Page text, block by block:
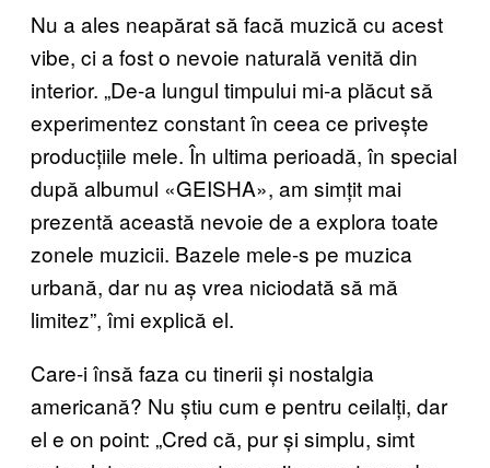
Nu a ales neapărat să facă muzică cu acest
vibe, ci a fost o nevoie naturală venită din
interior. „De-a lungul timpului mi-a plăcut să
experimentez constant în ceea ce privește
producțiile mele. În ultima perioadă, în special
după albumul «GEISHA», am simțit mai
prezentă această nevoie de a explora toate
zonele muzicii. Bazele mele-s pe muzica
urbană, dar nu aș vrea niciodată să mă
limitez”, îmi explică el.
Care-i însă faza cu tinerii și nostalgia
americană? Nu știu cum e pentru ceilalți, dar
el e on point: „Cred că, pur și simplu, simt